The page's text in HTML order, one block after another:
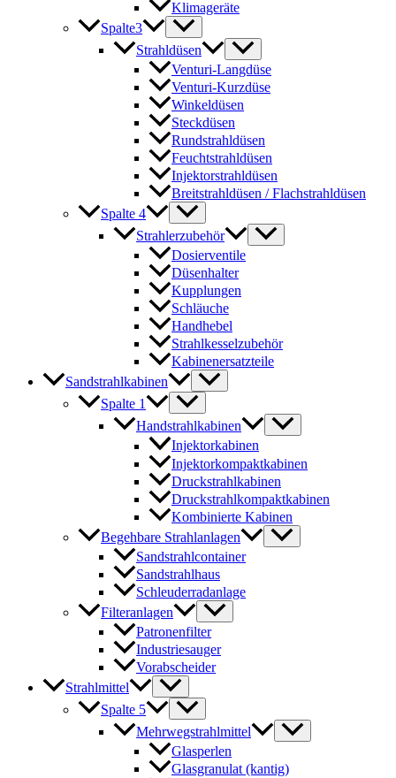
Klimageräte
Spalte3
Strahldüsen
Venturi-Langdüse
Venturi-Kurzdüse
Winkeldüsen
Steckdüsen
Rundstrahldüsen
Feuchtstrahldüsen
Injektorstrahldüsen
Breitstrahldüsen / Flachstrahldüsen
Spalte 4
Strahlerzubehör
Dosierventile
Düsenhalter
Kupplungen
Schläuche
Handhebel
Strahlkesselzubehör
Kabinenersatzteile
Sandstrahlkabinen
Spalte 1
Handstrahlkabinen
Injektorkabinen
Injektorkompaktkabinen
Druckstrahlkabinen
Druckstrahlkompaktkabinen
Kombinierte Kabinen
Begehbare Strahlanlagen
Sandstrahlcontainer
Sandstrahlhaus
Schleuderradanlage
Filteranlagen
Patronenfilter
Industriesauger
Vorabscheider
Strahlmittel
Spalte 5
Mehrwegstrahlmittel
Glasperlen
Glasgranulat (kantig)